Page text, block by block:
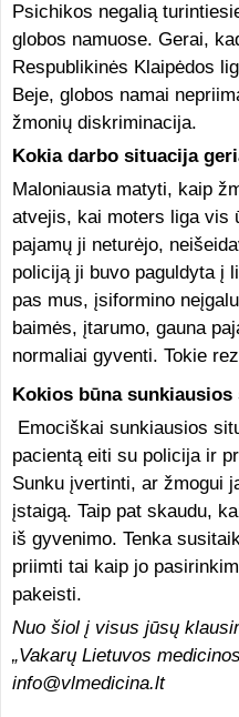
Psichikos negalią
globos namuose. Gerai,
Respublikinės Klaipėdos
Beje, globos namai
žmonių diskriminacija.
Kokia darbo situacija
Maloniausia matyti, kaip
atvejis, kai moters liga vis
pajamų ji neturėjo,
policiją ji buvo paguldyta į
pas mus, įsiformino
baimės, įtarumo, gauna
normaliai gyventi. Tokie
Kokios būna
Emociškai sunkiausios
pacientą eiti su policija ir
Sunku įvertinti, ar žmogui
įstaigą. Taip pat skaudu,
iš gyvenimo. Tenka
priimti tai kaip jo
pakeisti.
Nuo šiol į visus jūsų
„Vakarų Lietuvos
info@vlmedicina.lt